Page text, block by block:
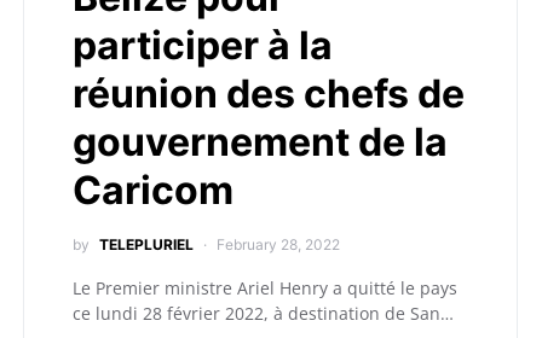
participer à la
réunion des chefs de
gouvernement de la
Caricom
by TELEPLURIEL February 28, 2022
Le Premier ministre Ariel Henry a quitté le pays
ce lundi 28 février 2022, à destination de San…